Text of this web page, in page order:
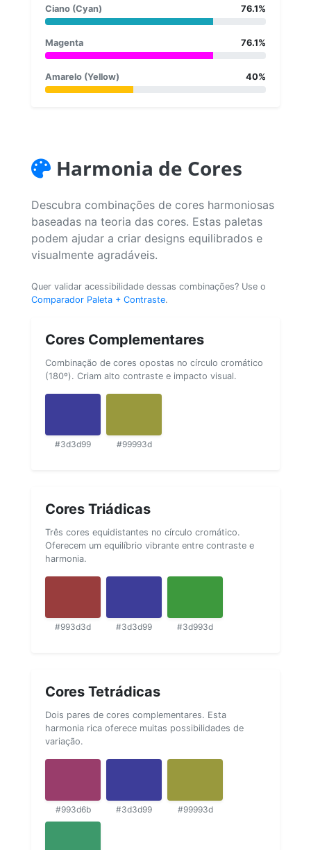
Ciano (Cyan) 76.1%
Magenta 76.1%
Amarelo (Yellow) 40%
Harmonia de Cores
Descubra combinações de cores harmoniosas
baseadas na teoria das cores. Estas paletas
podem ajudar a criar designs equilibrados e
visualmente agradáveis.
Quer validar acessibilidade dessas combinações? Use o
Comparador Paleta + Contraste.
Cores Complementares
Combinação de cores opostas no círculo cromático
(180º). Criam alto contraste e impacto visual.
#3d3d99 #99993d
Cores Triádicas
Três cores equidistantes no círculo cromático.
Oferecem um equilíbrio vibrante entre contraste e
harmonia.
#993d3d #3d3d99 #3d993d
Cores Tetrádicas
Dois pares de cores complementares. Esta
harmonia rica oferece muitas possibilidades de
variação.
#993d6b #3d3d99 #99993d